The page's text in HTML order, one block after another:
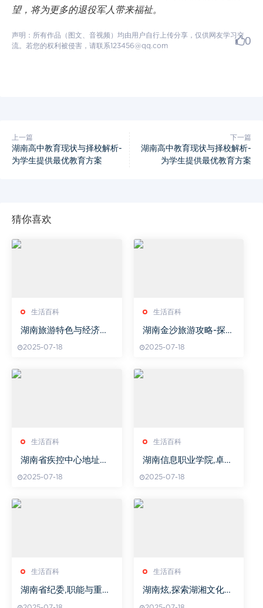
望，将为更多的退役军人带来福祉。
声明：所有作品（图文、音视频）均由用户自行上传分享，仅供网友学习交
流。若您的权利被侵害，请联系123456@qq.com
0
上一篇
湖南高中教育现状与择校解析-
为学生提供最优教育方案
下一篇
湖南高中教育现状与择校解析-
为学生提供最优教育方案
猜你喜欢
生活百科
湖南旅游特色与经济发
2025-07-18
生活百科
湖南金沙旅游攻略-探索
2025-07-18
生活百科
湖南省疾控中心地址查
2025-07-18
生活百科
湖南信息职业学院,卓越
提升
2025-07-18
生活百科
湖南省纪委,职能与重要
生活百科
湖南炫,探索湖湘文化之